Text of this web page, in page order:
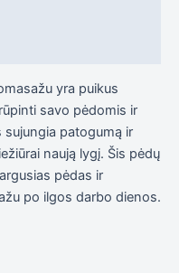
yra puikus
savo pėdomis ir
patogumą ir
naują lygį. Šis pėdų
pėdas ir
po ilgos darbo dienos.
metu. Jei
atsisakysite
šių slapukų,
kai kurios
funkcijos iš
svetainės
išnyks.